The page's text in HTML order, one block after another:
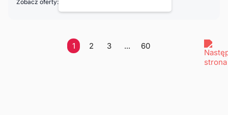
Zobacz oferty:
1 2 3 ... 60